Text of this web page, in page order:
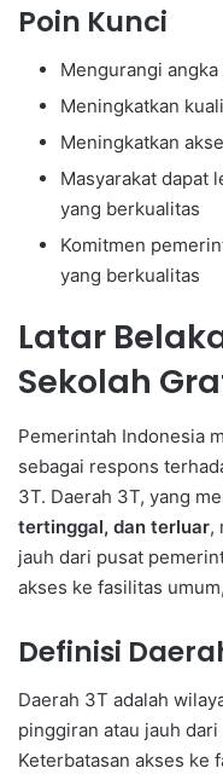
Poin Kunci
Mengurangi
Meningkatkan
Meningkatkan
Masyarakat dapat
yang berkualitas
Komitmen
yang berkualitas
Latar
Sekolah
Pemerintah Indonesia
sebagai respons
3T. Daerah 3T, yang
tertinggal, dan terluar,
jauh dari pusat
akses ke fasilitas
Definisi
Daerah 3T adalah
pinggiran atau jauh
Keterbatasan akses ke